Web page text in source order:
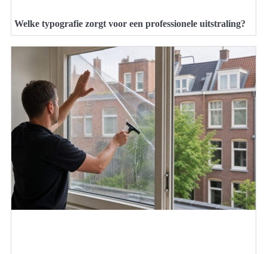
Welke typografie zorgt voor een professionele uitstraling?